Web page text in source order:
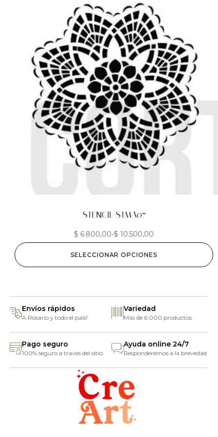
STENCIL STMA07
$ 6.800,00-$ 10.500,00
SELECCIONAR OPCIONES
Envíos rápidos
A Rosario y todo el país!
Variedad
Más de 6.000 productos
Pago seguro
100% seguro a través del sitio
Ayuda online 24/7
Responderemos a la brevedad